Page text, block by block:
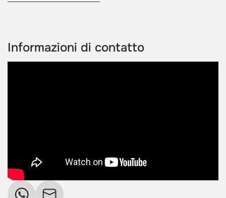
Informazioni di contatto